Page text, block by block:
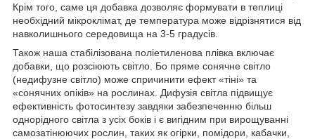
Крім того, саме ця добавка дозволяє формувати в теплиці
необхідний мікроклімат, де температура може відрізнятися від
навколишнього середовища на 3-5 градусів.
Також наша стабілізована поліетиленова плівка включає
добавки, що розсіюють світло. Бо пряме сонячне світло
(недифузне світло) може спричинити ефект «тіні» та
«сонячних опіків» на рослинах. Дифузія світла підвищує
ефективність фотосинтезу завдяки забезпеченню більш
однорідного світла з усіх боків і є вигідним при вирощуванні
самозатінюючих рослин, таких як огірки, помідори, кабачки,